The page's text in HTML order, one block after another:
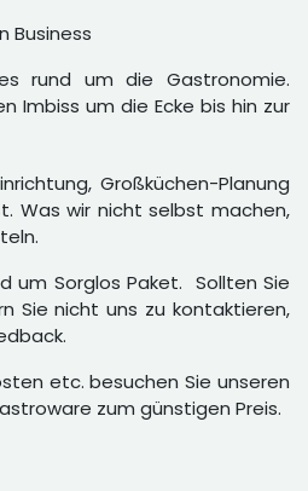
Business
rund um die Gastronomie.
Imbiss um die Ecke bis hin zur
Großküchen-Planung
Was wir nicht selbst machen,
um Sorglos Paket. Sollten Sie
Sie nicht uns zu kontaktieren,
etc. besuchen Sie unseren
zum günstigen Preis.